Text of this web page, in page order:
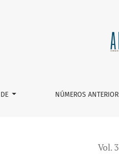
el Itinerario intelectual de
NÚMEROS
Vol.